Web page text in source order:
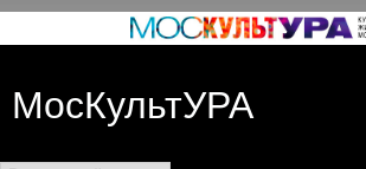
Перейти к основному
МосКультУРА